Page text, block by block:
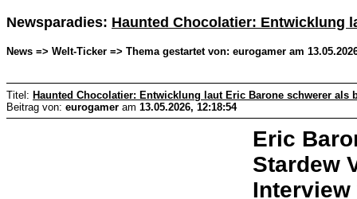
Newsparadies: Haunted Chocolatier: Entwicklung
News => Welt-Ticker => Thema gestartet von: eurogamer am
Titel: Haunted Chocolatier: Entwicklung laut Eric Barone schwerer als
Beitrag von: eurogamer am 13.05.2026, 12:18:54
Eric
Stardew